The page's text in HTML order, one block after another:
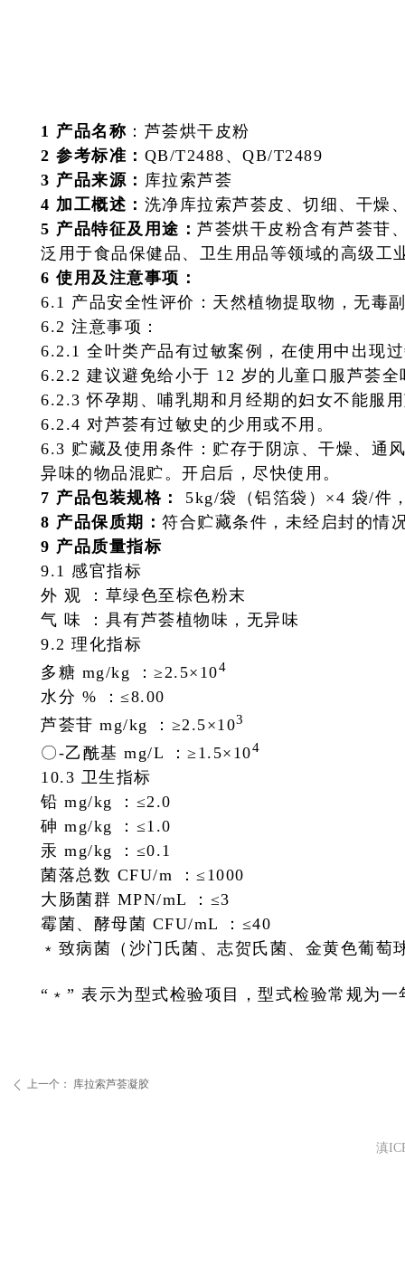
ꄴ 上一个： 库拉索芦荟凝胶
1 产品名称 ：芦荟烘干皮粉
2 参考标准： QB/T2488、QB/T2489
3 产品来源： 库拉索芦荟
4 加工概述： 洗净库拉索芦荟皮、切细、干燥
5 产品特征及用途： 芦荟烘干皮粉含有芦荟苷
泛用于食品保健品、卫生用品等领域的高级工
6 使用及注意事项：
6.1 产品安全性评价：天然植物提取物，无毒
6.2 注意事项：
6.2.1 全叶类产品有过敏案例，在使用中出现
6.2.2 建议避免给小于 12 岁的儿童口服芦荟
6.2.3 怀孕期、哺乳期和月经期的妇女不能服
6.2.4 对芦荟有过敏史的少用或不用。
6.3 贮藏及使用条件：贮存于阴凉、干燥、通
异味的物品混贮。开启后，尽快使用。
7 产品包装规格： 5kg/袋（铝箔袋）×4 袋/件
8 产品保质期： 符合贮藏条件，未经启封的情
9 产品质量指标
9.1 感官指标
外 观 ：草绿色至棕色粉末
气 味 ：具有芦荟植物味，无异味
9.2 理化指标
多糖 mg/kg ：≥2.5×104
水分 % ：≤8.00
芦荟苷 mg/kg ：≥2.5×103
〇-乙酰基 mg/L ：≥1.5×104
10.3 卫生指标
铅 mg/kg ：≤2.0
砷 mg/kg ：≤1.0
汞 mg/kg ：≤0.1
菌落总数 CFU/m ：≤1000
大肠菌群 MPN/mL ：≤3
霉菌、酵母菌 CFU/mL ：≤40
﹡致病菌（沙门氏菌、志贺氏菌、金黄色葡萄
“﹡” 表示为型式检验项目，型式检验常规为一
滇